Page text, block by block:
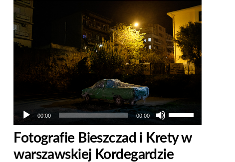
Odtwarzacz
plików
dźwiękowych
00:00 00:00
Używaj
strzałek
do
góry
Fotografie Bieszczad i Krety w
warszawskiej Kordegardzie